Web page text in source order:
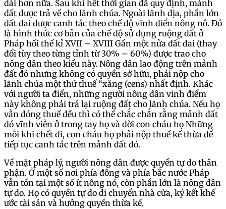
dài hơn nữa. Sau khi hết thời gian đã quy định, mảnh
đất được trả về cho lãnh chúa. Ngoài lãnh địa, phần lớn
đất đai được canh tác theo chế độ vinh điển nông nô. Đó
là hình thức cơ bản của chế độ sử dụng ruộng đất ở
Pháp hối thế kỉ XVII – XVIII Gần một nửa đất đai (thay
đổi tùy theo từng tỉnh từ 30% – 60%) được trao cho
nông dân theo kiểu này. Nông dân lao động trên mảnh
đất đó nhưng không có quyền sở hữu, phải nộp cho
lãnh chúa một thứ thuế “xăng (cens) nhất định. Khác
với người ta điển, những người nông dân vinh điểm
này không phải trả lại ruộng đất cho lãnh chúa. Nếu họ
vẫn đóng thuế đều thì có thể chắc chắn rằng mảnh đất
đó vĩnh viễn ở trong tay họ và đời con cháu họ Những
mỗi khi chết đi, con cháu họ phải nộp thuế kế thừa để
tiếp tục canh tác trên mảnh đất đó.
Về mặt pháp lý, người nông dân được quyền tự do thân
phận. Ở một số nơi phía đông và phía bắc nước Pháp
vẫn tồn tại một số ít nông nó, còn phần lớn là nông dân
tự do. Họ có quyền tự do di chuyển nhà cửa, ký kết khế
ước tài sản và hưởng quyền thừa kế.